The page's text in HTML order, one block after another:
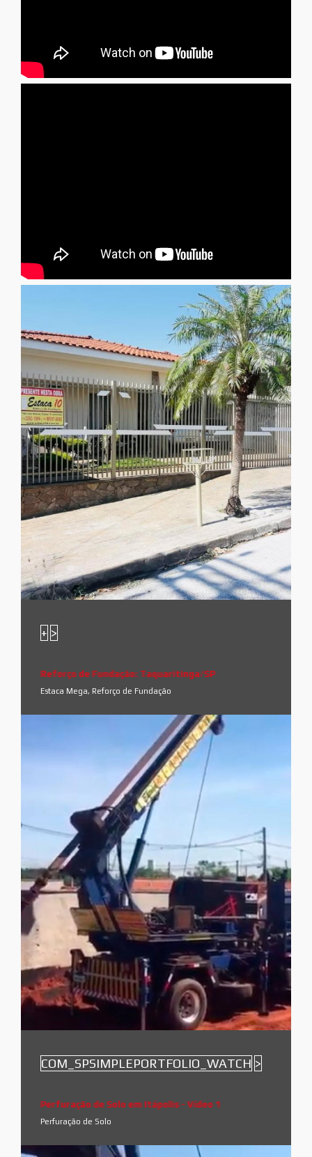
+ >
Reforço de Fundação: Taquaritinga/SP
Estaca Mega, Reforço de Fundação
COM_SPSIMPLEPORTFOLIO_WATCH >
Perfuração de Solo em Itápolis - Vídeo 1
Perfuração de Solo